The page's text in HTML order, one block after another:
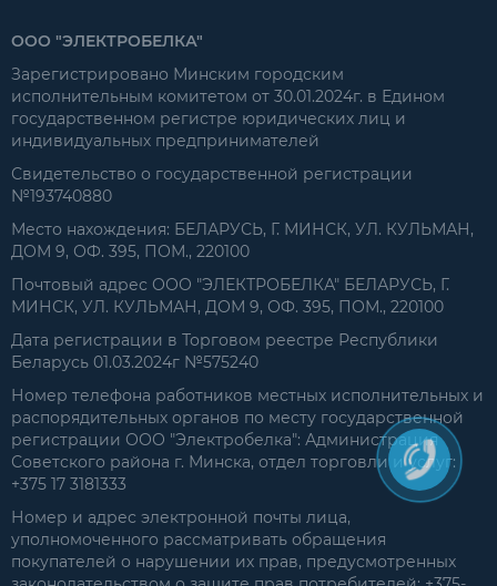
ООО "ЭЛЕКТРОБЕЛКА"
Зарегистрировано Минским городским
исполнительным комитетом от 30.01.2024г. в Едином
государственном регистре юридических лиц и
индивидуальных предпринимателей
Свидетельство о государственной регистрации
№193740880
Место нахождения: БЕЛАРУСЬ, Г. МИНСК, УЛ. КУЛЬМАН,
ДОМ 9, ОФ. 395, ПОМ., 220100
Почтовый адрес ООО "ЭЛЕКТРОБЕЛКА" БЕЛАРУСЬ, Г.
МИНСК, УЛ. КУЛЬМАН, ДОМ 9, ОФ. 395, ПОМ., 220100
Дата регистрации в Торговом реестре Республики
Беларусь 01.03.2024г №575240
Номер телефона работников местных исполнительных и
распорядительных органов по месту государственной
регистрации ООО "Электробелка": Администрация
Советского района г. Минска, отдел торговли и услуг:
+375 17 3181333
Номер и адрес электронной почты лица,
уполномоченного рассматривать обращения
покупателей о нарушении их прав, предусмотренных